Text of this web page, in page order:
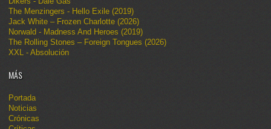
The Menzingers - Hello Exile (2019)
Jack White – Frozen Charlotte (2026)
Norwald - Madness And Heroes (2019)
The Rolling Stones – Foreign Tongues (2026)
XXL - Absolución
MÁS
Portada
Noticias
Crónicas